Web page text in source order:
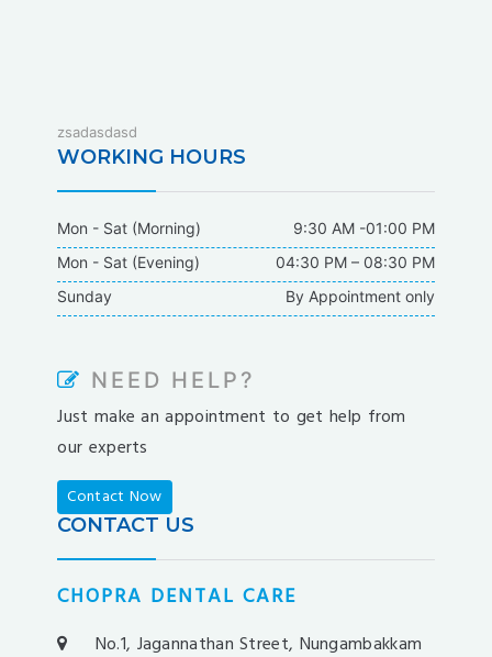
dodobet
oldcasino
casipol
barbibet
nesilbet
pradabet
ligobet
betebet
pumabet
yakabet
betovis
süratbet
zsadasdasd
WORKING HOURS
Mon - Sat (Morning)
9:30 AM -01:00 PM
Mon - Sat (Evening)
04:30 PM – 08:30 PM
Sunday
By Appointment only
NEED HELP?
Just make an appointment to get help from
our experts
Contact Now
CONTACT US
CHOPRA DENTAL CARE
No.1, Jagannathan Street, Nungambakkam